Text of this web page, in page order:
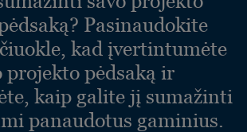
Pasinaudokite
kad įvertintumėte
projekto pėdsaką ir
kaip galite jį sumažinti
panaudotus gaminius.